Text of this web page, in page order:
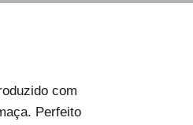
com
Perfeito